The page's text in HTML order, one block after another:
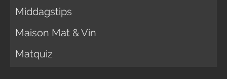
Middagstips
Maison Mat & Vin
Matquiz